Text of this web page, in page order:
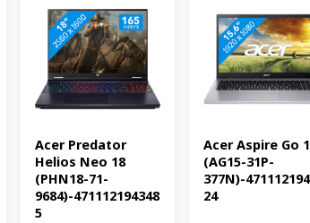
Foto's bewerken: geschikt Video's
ontwerpen maken en renderen:
op Apple MacBook Pro Apps
ongeschikt, minimaal M2 Max chip
Gamen: mogelijk, maar
games van Apple Arcade zijn wel
voor 1 jaar gratis Norton 360
Acer Predator
Helios Neo 18
(PHN18-71-
9684)-471112194348
5
Acer Aspire Go
(AG15-31P-
377N)-
24